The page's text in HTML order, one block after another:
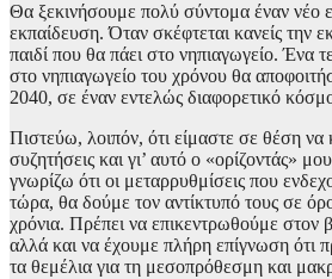
Θα ξεκινήσουμε πολύ σύντομα έναν νέο
εκπαίδευση. Όταν σκέφτεται κανείς την
παιδί που θα πάει στο νηπιαγωγείο. Ένα
στο νηπιαγωγείο του χρόνου θα
2040, σε έναν εντελώς διαφορετικό
Πιστεύω, λοιπόν, ότι είμαστε σε θέση να
συζητήσεις και γι’ αυτό ο «ορίζοντάς»
γνωρίζω ότι οι μεταρρυθμίσεις που
τώρα, θα δούμε τον αντίκτυπό τους σε
χρόνια. Πρέπει να επικεντρωθούμε στον
αλλά και να έχουμε πλήρη επίγνωση ότι
τα θεμέλια για τη μεσοπρόθεσμη και